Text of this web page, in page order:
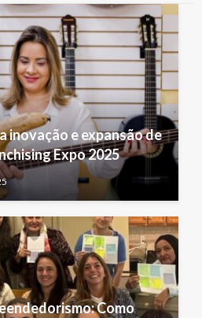
inovação e expansão de
Expo 2025
Como